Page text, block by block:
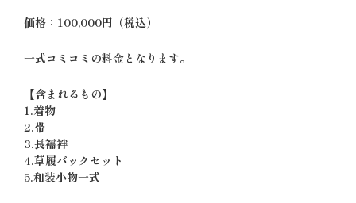
価格：100,000円（税込）
一式コミコミの料金となります。
【含まれるもの】
1.着物
2.帯
3.長襦袢
4.草履バックセット
5.和装小物一式